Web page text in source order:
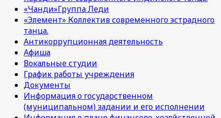
«Чанди»Группа Леди
«Элемент» Коллектив современного эстрадного
танца.
Антикоррупционная деятельность
Афиша
Вокальные студии
График работы учреждения
Документы
Информация о государственном
(муниципальном) задании и его исполнении